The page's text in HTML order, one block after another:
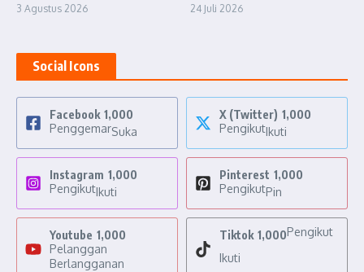
3 Agustus 2026 24 Juli 2026
Social Icons
Facebook 1,000
PenggemarSuka
X (Twitter) 1,000
PengikutIkuti
Instagram 1,000
PengikutIkuti
Pinterest 1,000
PengikutPin
Youtube 1,000
Pelanggan
Berlangganan
Tiktok 1,000Pengikut
Ikuti